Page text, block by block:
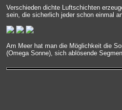
Verschieden dichte Luftschichten
sein, die sicherlich jeder schon einmal
Am Meer hat man die Möglichkeit die
(Omega Sonne), sich ablösende